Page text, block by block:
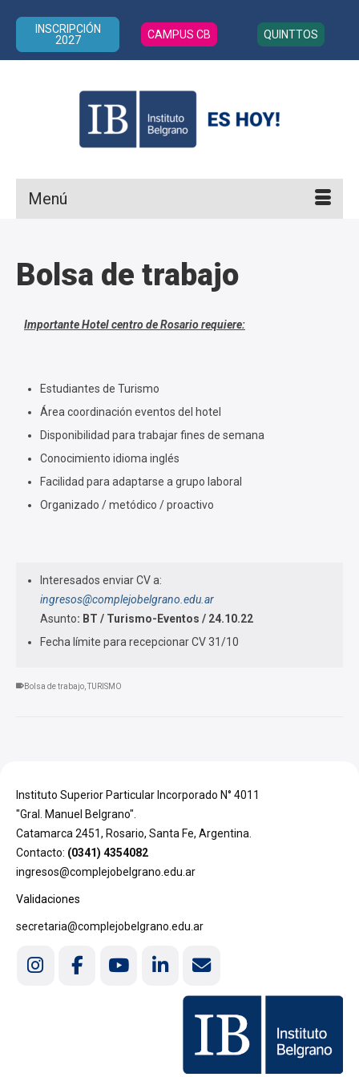
INSCRIPCIÓN
2027
CAMPUS CB QUINTTOS
Menú
Bolsa de trabajo
Importante Hotel centro de Rosario requiere:
Estudiantes de Turismo
Área coordinación eventos del hotel
Disponibilidad para trabajar fines de semana
Conocimiento idioma inglés
Facilidad para adaptarse a grupo laboral
Organizado / metódico / proactivo
Interesados enviar CV a:
ingresos@complejobelgrano.edu.ar
Asunto: BT / Turismo-Eventos / 24.10.22
Fecha límite para recepcionar CV 31/10
Bolsa de trabajo ,TURISMO
Instituto Superior Particular Incorporado N° 4011
"Gral. Manuel Belgrano".
Catamarca 2451, Rosario, Santa Fe, Argentina.
Contacto: (0341) 4354082
ingresos@complejobelgrano.edu.ar
Validaciones
secretaria@complejobelgrano.edu.ar